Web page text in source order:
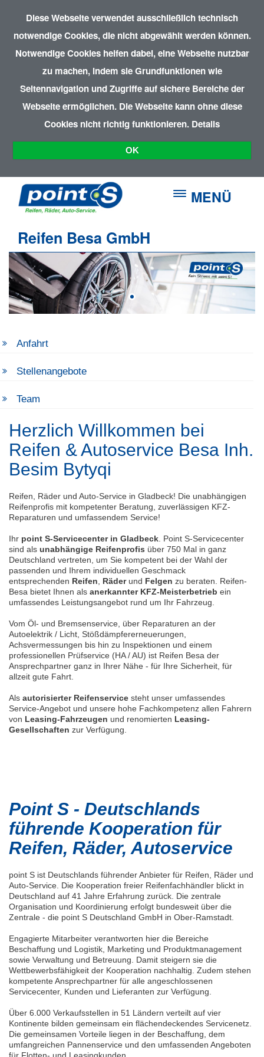
Diese Webseite verwendet ausschließlich technisch
notwendige Cookies, die nicht abgewählt werden können.
Notwendige Cookies helfen dabei, eine Webseite nutzbar
zu machen, indem sie Grundfunktionen wie
Seitennavigation und Zugriffe auf sichere Bereiche der
Webseite ermöglichen. Die Webseite kann ohne diese
Cookies nicht richtig funktionieren. Details
OK
MENÜ
Reifen Besa GmbH
Anfahrt
Stellenangebote
Team
Herzlich Willkommen bei
Reifen & Autoservice Besa Inh.
Besim Bytyqi
Reifen, Räder und Auto-Service in Gladbeck! Die unabhängigen
Reifenprofis mit kompetenter Beratung, zuverlässigen KFZ-
Reparaturen und umfassendem Service!
Ihr point S-Servicecenter in Gladbeck. Point S-Servicecenter
sind als unabhängige Reifenprofis über 750 Mal in ganz
Deutschland vertreten, um Sie kompetent bei der Wahl der
passenden und Ihrem individuellen Geschmack
entsprechenden Reifen, Räder und Felgen zu beraten. Reifen-
Besa bietet Ihnen als anerkannter KFZ-Meisterbetrieb ein
umfassendes Leistungsangebot rund um Ihr Fahrzeug.
Vom Öl- und Bremsenservice, über Reparaturen an der
Autoelektrik / Licht, Stößdämpfererneuerungen,
Achsvermessungen bis hin zu Inspektionen und einem
professionellen Prüfservice (HA / AU) ist Reifen Besa der
Ansprechpartner ganz in Ihrer Nähe - für Ihre Sicherheit, für
allzeit gute Fahrt.
Als autorisierter Reifenservice steht unser umfassendes
Service-Angebot und unsere hohe Fachkompetenz allen Fahrern
von Leasing-Fahrzeugen und renomierten Leasing-
Gesellschaften zur Verfügung.
Point S - Deutschlands
führende Kooperation für
Reifen, Räder, Autoservice
point S ist Deutschlands führender Anbieter für Reifen, Räder und
Auto-Service. Die Kooperation freier Reifenfachhändler blickt in
Deutschland auf 41 Jahre Erfahrung zurück. Die zentrale
Organisation und Koordinierung erfolgt bundesweit über die
Zentrale - die point S Deutschland GmbH in Ober-Ramstadt.
Engagierte Mitarbeiter verantworten hier die Bereiche
Beschaffung und Logistik, Marketing und Produktmanagement
sowie Verwaltung und Betreuung. Damit steigern sie die
Wettbewerbsfähigkeit der Kooperation nachhaltig. Zudem stehen
kompetente Ansprechpartner für alle angeschlossenen
Servicecenter, Kunden und Lieferanten zur Verfügung.
Über 6.000 Verkaufsstellen in 51 Ländern verteilt auf vier
Kontinente bilden gemeinsam ein flächendeckendes Servicenetz.
Die gemeinsamen Vorteile liegen in der Beschaffung, dem
umfangreichen Pannenservice und den umfassenden Angeboten